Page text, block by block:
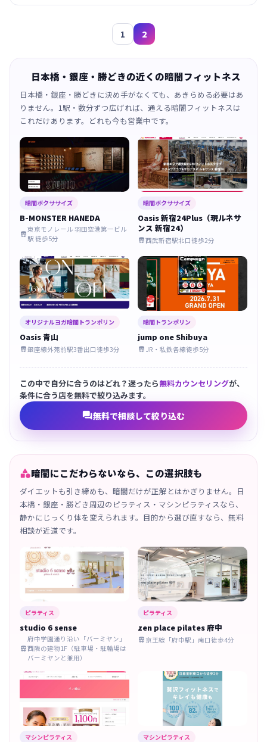
1 2
日本橋・銀座・勝どきの近くの暗闇フィットネス
日本橋・銀座・勝どきに決め手がなくても、あきらめる必要はあ
りません。1駅・数分ずつ広げれば、通える暗闇フィットネスは
これだけあります。どれも今も営業中です。
暗闇ボクササイズ
B-MONSTER HANEDA

東京モノレール 羽田空港第一ビル
駅 徒歩5分
暗闇ボクササイズ
Oasis 新宿24Plus（現ルネサ
ンス 新宿24）
西武新宿駅北口徒歩2分
オリジナルヨガ暗闇トランポリン
Oasis 青山
銀座線外苑前駅3番出口徒歩3分
暗闇トランポリン
jump one Shibuya
 JR・私鉄各線徒歩5分
この中で自分に合うのはどれ？迷ったら無料カウンセリングが、
条件に合う店を無料で絞り込みます。
無料で相談して絞り込む
暗闇にこだわらないなら、この選択肢も
ダイエットも引き締めも、暗闇だけが正解とはかぎりません。日
本橋・銀座・勝どき周辺のピラティス・マシンピラティスなら、
静かにじっくり体を変えられます。目的から選び直すなら、無料
相談が近道です。
ピラティス
studio 6 sense

府中学園通り沿い「バーミヤン」
西隣の建物1F（駐車場・駐輪場は
バーミヤンと兼用）
ピラティス
zen place pilates 府中
 京王線「府中駅」南口徒歩4分
マシンピラティス マシンピラティス